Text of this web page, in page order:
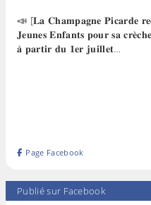
📣 [𝐋𝐚 𝐂𝐡𝐚𝐦𝐩𝐚𝐠𝐧𝐞 𝐏𝐢𝐜𝐚𝐫𝐝𝐞
𝐉𝐞𝐮𝐧𝐞𝐬 𝐄𝐧𝐟𝐚𝐧𝐭𝐬 𝐩𝐨𝐮𝐫 𝐬𝐚
𝐚̀ 𝐩𝐚𝐫𝐭𝐢𝐫 𝐝𝐮 𝟏𝐞𝐫 𝐣𝐮𝐢𝐥𝐥𝐞𝐭…
Page Facebook
Publié sur Facebook